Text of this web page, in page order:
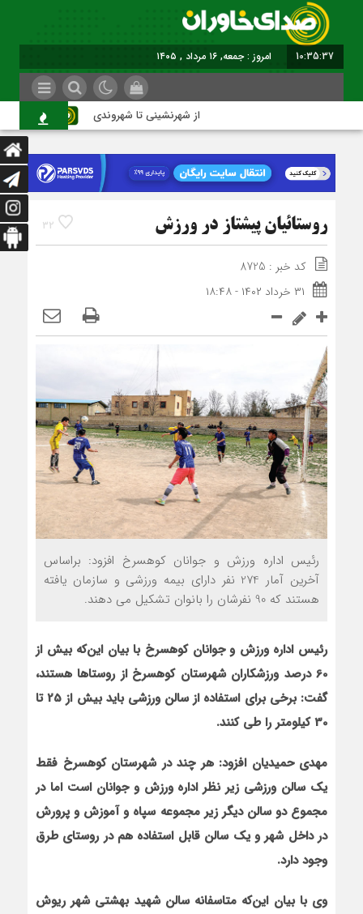
10:35:38 امروز : جمعه, ۱۶ مرداد , ۱۴۰۵
از شهرنشینی تا شهروندی
32 روستائیان پیشتاز در ورزش
کد خبر : 8725
۳۱ خرداد ۱۴۰۲ - ۱۸:۴۸
رئیس اداره ورزش و جوانان کوهسرخ افزود: براساس
آخرین آمار 274 نفر دارای بیمه ورزشی و سازمان یافته
هستند که 90 نفرشان را بانوان تشکیل می دهند.
رئیس اداره ورزش و جوانان کوهسرخ با بیان این‌که بیش از
60 درصد ورزشکاران شهرستان کوهسرخ از روستاها هستند،
گفت: برخی برای استفاده از سالن ورزشی باید بیش از 25 تا
30 کیلومتر را طی کنند.
مهدی حمیدیان افزود: هر چند در شهرستان کوهسرخ فقط
یک سالن ورزشی زیر نظر اداره ورزش و جوانان است اما در
مجموع دو سالن دیگر زیر مجموعه سپاه و آموزش و پرورش
در داخل شهر و یک سالن قابل استفاده هم در روستای طرق
وجود دارد.
وی با بیان این‌که متاسفانه سالن شهید بهشتی شهر ریوش